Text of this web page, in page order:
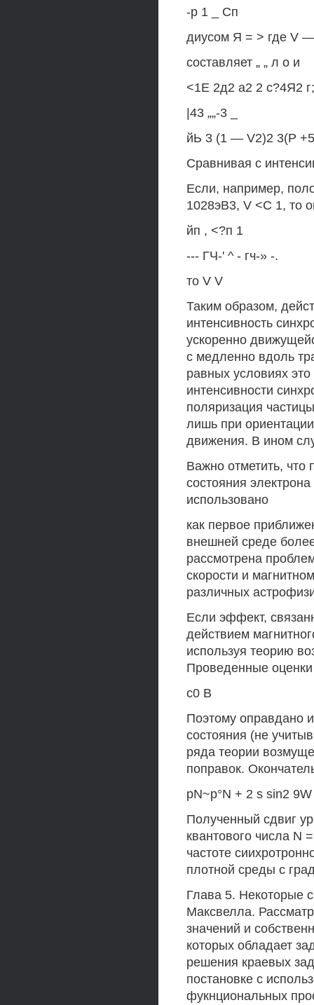
-р 1 _ Сп
диусом Я = > где V —
составляет „ „ л о и
<1Е 2д2 а2 2 с?4Я2
|43 „„-3 _
йЬ 3 (1 — V2)2 3(Р
Сравнивая с
Если, например,
1028эВ3, V <С 1, то
йп , <?п 1
--- ГЧ-' ^ - гч-» -.
то V V
Таким образом,
интенсивность
ускоренно
с медленно вдоль
равных условиях
интенсивности
поляризация
лишь при
движения. В ином
Важно отметить, что
состояния
использовано
как первое
внешней среде
рассмотрена
скорости и
различных
Если эффект,
действием
используя теорию
Проведенные
с0 В
Поэтому оправдано
состояния (не
ряда теории
поправок.
pN~p°N + 2 s sin2
Полученный сдвиг
квантового числа N
частоте
плотной среды с
Глава 5. Некоторые
Максвелла.
значений и
которых обладает
решения краевых
постановке с
фукнциональных